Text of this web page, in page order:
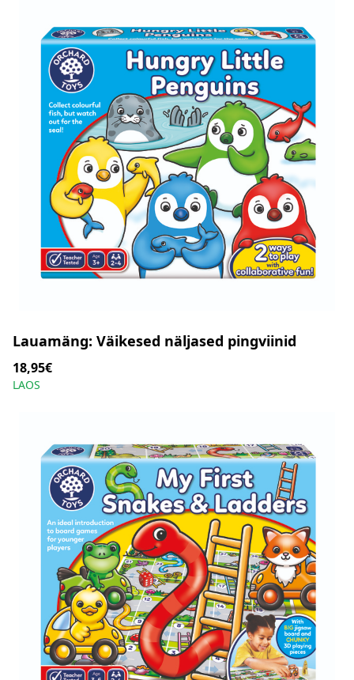
Lauamäng: Väikesed näljased pingviinid
18,95€
LAOS